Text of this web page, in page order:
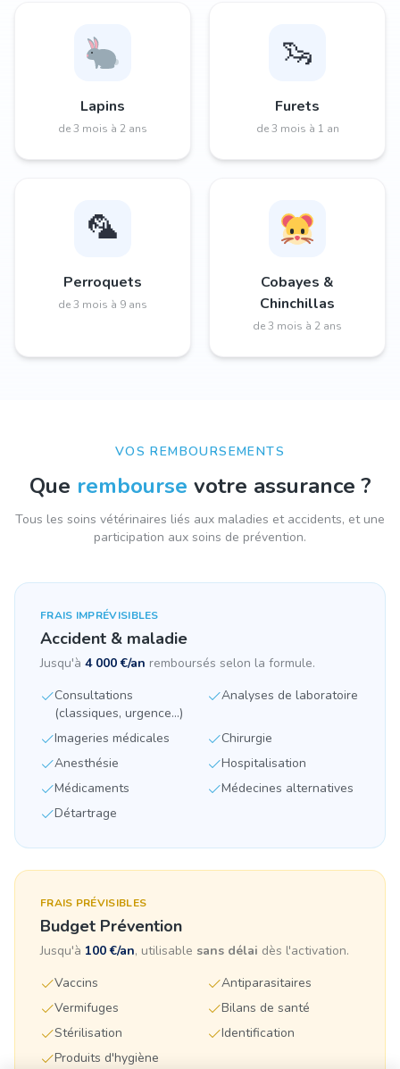
Lapins
de 3 mois à 2 ans
🦦
Furets
de 3 mois à 1 an
🦜
Perroquets
de 3 mois à 9 ans
Cobayes &
Chinchillas
de 3 mois à 2 ans
VOS REMBOURSEMENTS
Que rembourse votre assurance ?
Tous les soins vétérinaires liés aux maladies et accidents, et une
participation aux soins de prévention.
FRAIS IMPRÉVISIBLES
Accident & maladie
Jusqu'à 4 000 €/an remboursés selon la formule.
Consultations
(classiques, urgence...)
Analyses de laboratoire
Imageries médicales
Chirurgie
Anesthésie
Hospitalisation
Médicaments
Médecines alternatives
Détartrage
FRAIS PRÉVISIBLES
Budget Prévention
Jusqu'à 100 €/an, utilisable sans délai dès l'activation.
Vaccins
Antiparasitaires
Vermifuges
Bilans de santé
Stérilisation
Identification
Produits d'hygiène